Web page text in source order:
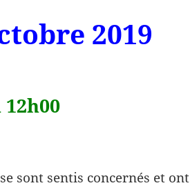
2019
12h00
sont sentis concernés et ont